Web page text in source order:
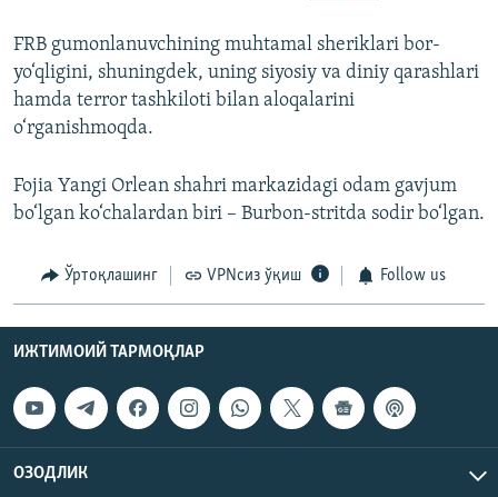
FRB gumonlanuvchining muhtamal sheriklari bor-
yo‘qligini, shuningdek, uning siyosiy va diniy qarashlari
hamda terror tashkiloti bilan aloqalarini
o‘rganishmoqda.
Fojia Yangi Orlean shahri markazidagi odam gavjum
bo‘lgan ko‘chalardan biri – Burbon-stritda sodir bo‘lgan.
Ўртоқлашинг VPNсиз ўқиш Follow us
ИЖТИМОИЙ ТАРМОҚЛАР
ОЗОДЛИК